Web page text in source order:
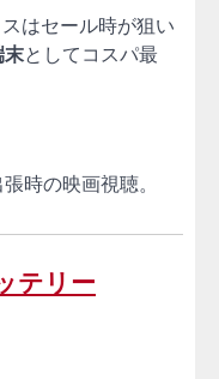
はセール時が狙い
末としてコスパ最
時の映画視聴。
テリー